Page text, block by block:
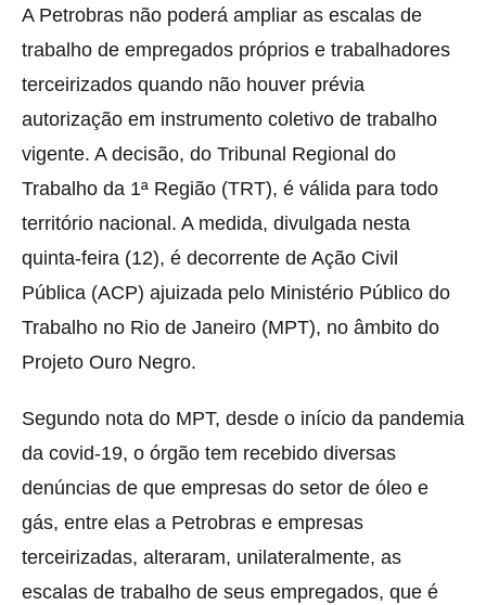
A Petrobras não poderá ampliar as escalas de
trabalho de empregados próprios e trabalhadores
terceirizados quando não houver prévia
autorização em instrumento coletivo de trabalho
vigente. A decisão, do Tribunal Regional do
Trabalho da 1ª Região (TRT), é válida para todo
território nacional. A medida, divulgada nesta
quinta-feira (12), é decorrente de Ação Civil
Pública (ACP) ajuizada pelo Ministério Público do
Trabalho no Rio de Janeiro (MPT), no âmbito do
Projeto Ouro Negro.
Segundo nota do MPT, desde o início da pandemia
da covid-19, o órgão tem recebido diversas
denúncias de que empresas do setor de óleo e
gás, entre elas a Petrobras e empresas
terceirizadas, alteraram, unilateralmente, as
escalas de trabalho de seus empregados, que é